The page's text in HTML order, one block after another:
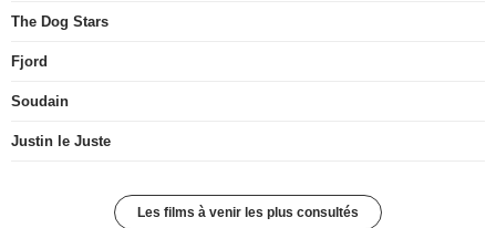
The Dog Stars
Fjord
Soudain
Justin le Juste
Les films à venir les plus consultés